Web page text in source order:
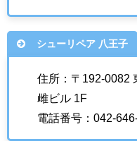
シューリペア 八王子
住所：〒192-0082
雌ビル 1F
電話番号：042-